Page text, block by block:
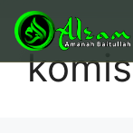
Skip
content